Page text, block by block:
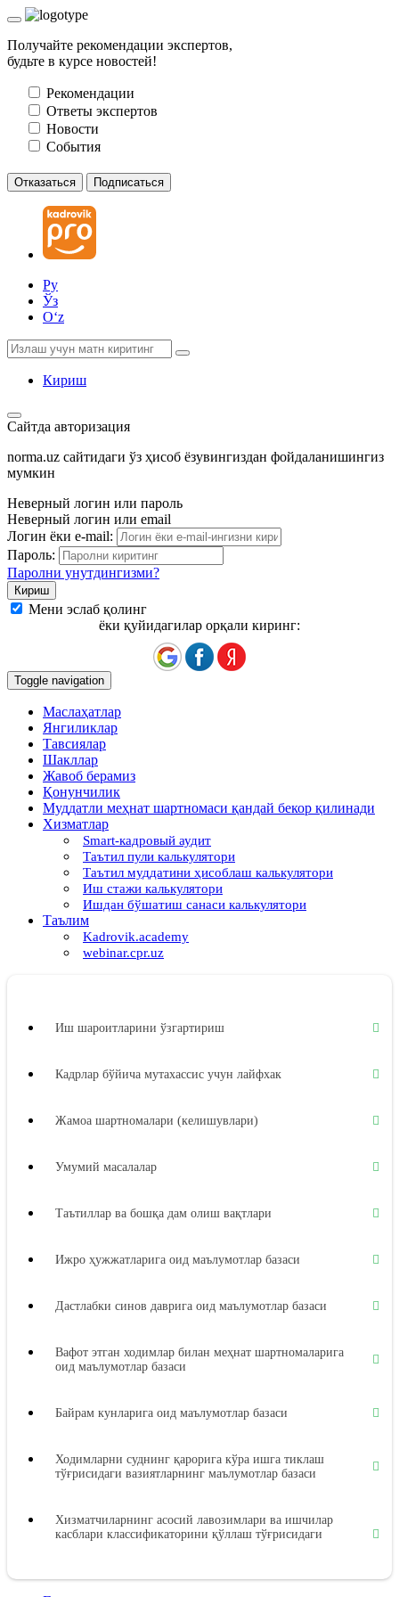
Получайте рекомендации экспертов,
будьте в курсе новостей!
Рекомендации
Ответы экспертов
Новости
События
Отказаться Подписаться
Ру
Ўз
Oʻz
Кириш
Сайтда авторизация
norma.uz сайтидаги ўз ҳисоб ёзувингиздан фойдаланишингиз
мумкин
Неверный логин или пароль
Неверный логин или email
Логин ёки e-mail:
Пароль:
Паролни унутдингизми?
Мени эслаб қолинг
ёки қуйидагилар орқали киринг:
Toggle navigation
Маслаҳатлар
Янгиликлар
Тавсиялар
Шакллар
Жавоб берамиз
Қонунчилик
Муддатли меҳнат шартномаси қандай бекор қилинади
Хизматлар
Smart-кадровый аудит
Таътил пули калькулятори
Таътил муддатини ҳисоблаш калькулятори
Иш стажи калькулятори
Ишдан бўшатиш санаси калькулятори
Таълим
Kadrovik.academy
webinar.cpr.uz
Иш шароитларини ўзгартириш
Кадрлар бўйича мутахассис учун лайфхак
Жамоа шартномалари (келишувлари)
Умумий масалалар
Таътиллар ва бошқа дам олиш вақтлари
Ижро ҳужжатларига оид маълумотлар базаси
Дастлабки синов даврига оид маълумотлар базаси
Вафот этган ходимлар билан меҳнат шартномаларига
оид маълумотлар базаси
Байрам кунларига оид маълумотлар базаси
Ходимларни суднинг қарорига кўра ишга тиклаш
тўғрисидаги вазиятларнинг маълумотлар базаси
Хизматчиларнинг асосий лавозимлари ва ишчилар
касблари классификаторини қўллаш тўғрисидаги